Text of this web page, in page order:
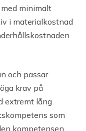
minimalt
i materialkostnad
och passar
krav på
extremt lång
som
kompetensen